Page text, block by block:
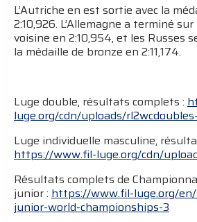
L’Autriche en est sortie avec la
2:10,926. L’Allemagne a terminé
voisine en 2:10,954, et les Russes
la médaille de bronze en 2:11,174.
Luge double, résultats complets :
luge.org/cdn/uploads/
Luge individuelle masculine,
https://www.fil-luge.org/cdn/
Résultats complets de
junior : https://www.fil-luge.org/
junior-world-championships-3​